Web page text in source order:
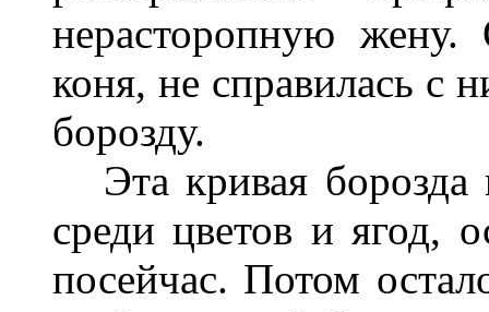
нерасторопную жену.
коня, не справилась с
борозду.
Эта кривая борозда
среди цветов и ягод,
посейчас. Потом